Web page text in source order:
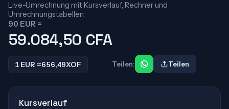
Live-Umrechnung mit Kursverlauf, Rechner und
Umrechnungstabellen.
90 EUR =
59.084,50 CFA
1 EUR =656,49XOF Teilen: Teilen
Kursverlauf